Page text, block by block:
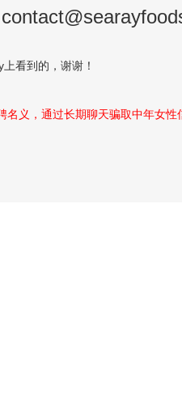
看到的，谢谢！
名义，通过长期聊天骗取中年女